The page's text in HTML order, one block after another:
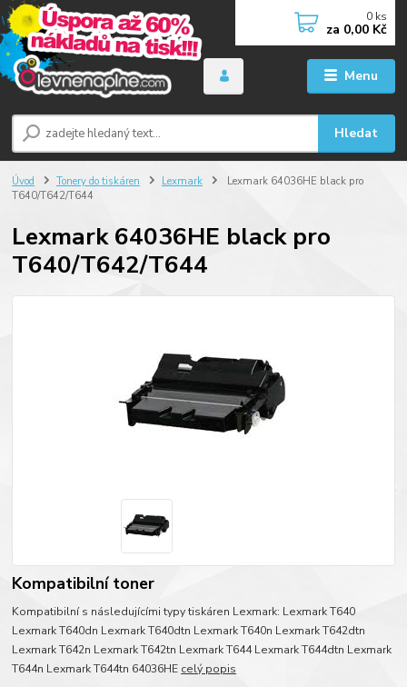
Menu
Hledat
0 ks
za 0,00 Kč
Úvod Tonery do tiskáren Lexmark
Lexmark 64036HE black pro
T640/T642/T644
Lexmark 64036HE black pro
T640/T642/T644
Kompatibilní toner
Kompatibilní s následujícími typy tiskáren Lexmark: Lexmark T640
Lexmark T640dn Lexmark T640dtn Lexmark T640n Lexmark T642dtn
Lexmark T642n Lexmark T642tn Lexmark T644 Lexmark T644dtn Lexmark
T644n Lexmark T644tn 64036HE celý popis